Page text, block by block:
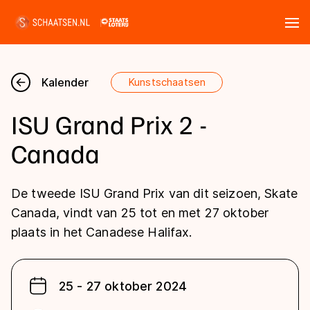
Nieuws
Kalender
Marathon
Langebaan
Shorttrack
Inlineskaten
Uitslagen
Shorttrack
Tijden & historie
Kalender Kunstschaatsen
25 - 27 oktober 2024
ISU Grand Prix 2 -
Canada
De tweede ISU Grand Prix van dit seizoen, Skate
Canada, vindt van 25 tot en met 27 oktober
plaats in het Canadese Halifax.